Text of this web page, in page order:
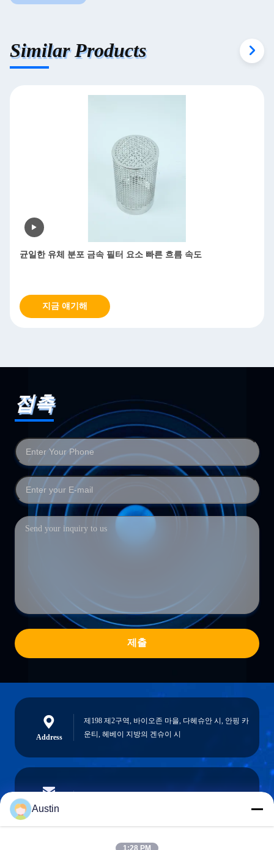
Similar Products
속도
유체 순도에 미치는 영향 최소화 금속 필터
접촉
제출
Address
제198 제2구역, 바이오존 마을, 다헤슈안 시, 안핑 카
운티, 헤베이 지방의 겐슈이 시
E-mail
Austin
1:28 PM